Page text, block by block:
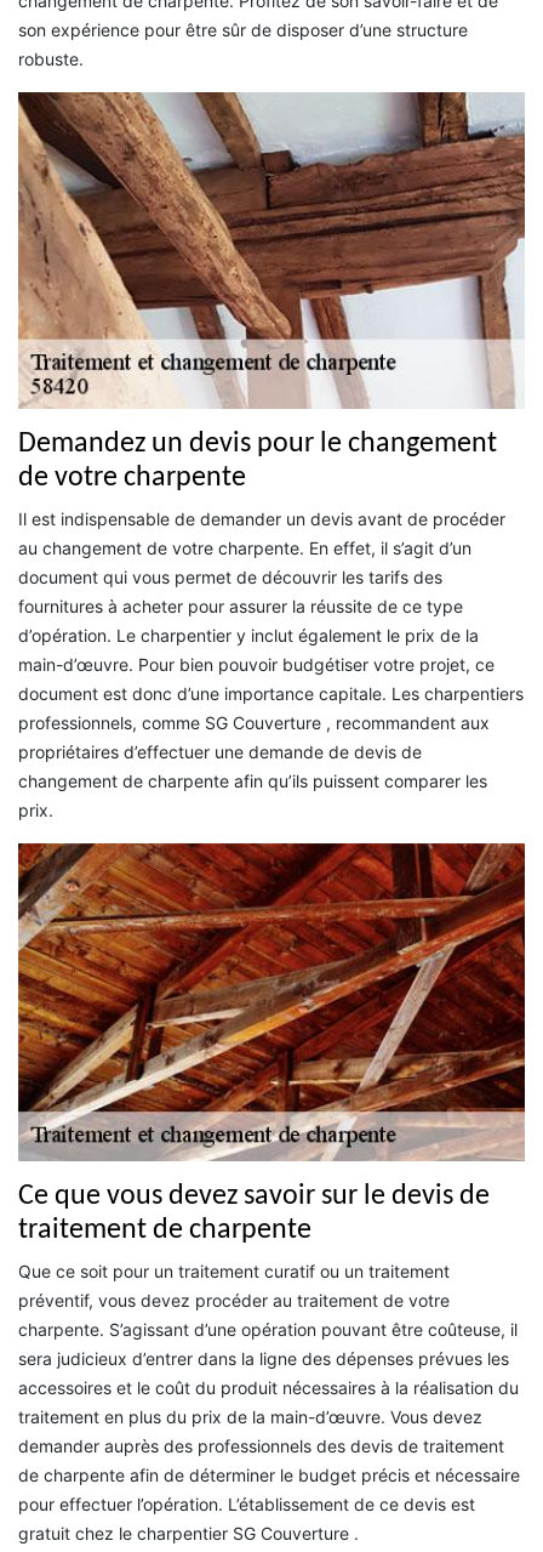
son expérience pour être sûr de disposer d’une structure
robuste.
Demandez un devis pour le changement
de votre charpente
Il est indispensable de demander un devis avant de procéder
au changement de votre charpente. En effet, il s’agit d’un
document qui vous permet de découvrir les tarifs des
fournitures à acheter pour assurer la réussite de ce type
d’opération. Le charpentier y inclut également le prix de la
main-d’œuvre. Pour bien pouvoir budgétiser votre projet, ce
document est donc d’une importance capitale. Les charpentiers
professionnels, comme SG Couverture , recommandent aux
propriétaires d’effectuer une demande de devis de
changement de charpente afin qu’ils puissent comparer les
prix.
Ce que vous devez savoir sur le devis de
traitement de charpente
Que ce soit pour un traitement curatif ou un traitement
préventif, vous devez procéder au traitement de votre
charpente. S’agissant d’une opération pouvant être coûteuse, il
sera judicieux d’entrer dans la ligne des dépenses prévues les
accessoires et le coût du produit nécessaires à la réalisation du
traitement en plus du prix de la main-d’œuvre. Vous devez
demander auprès des professionnels des devis de traitement
de charpente afin de déterminer le budget précis et nécessaire
pour effectuer l’opération. L’établissement de ce devis est
gratuit chez le charpentier SG Couverture .